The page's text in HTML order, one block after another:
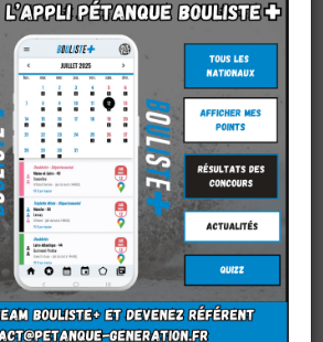
Publier un
concours